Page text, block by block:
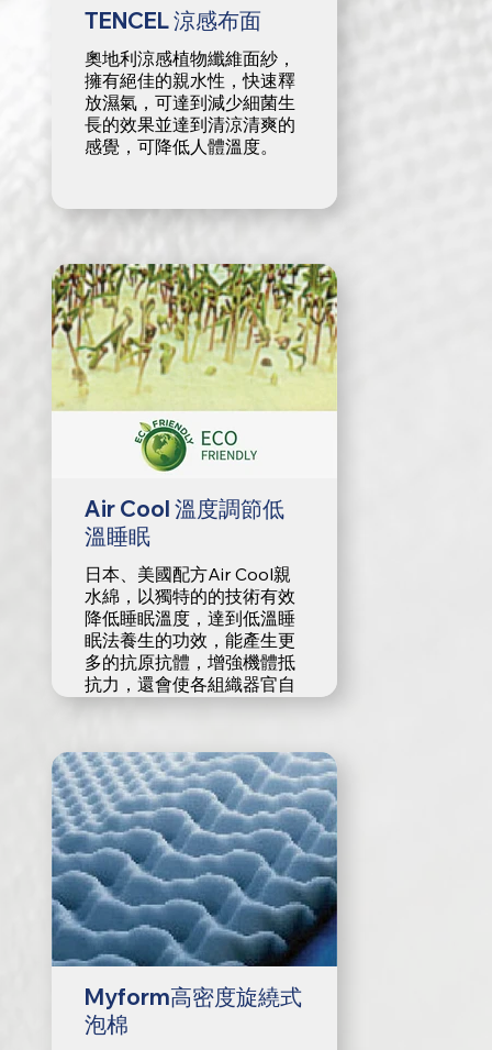
TENCEL 涼感布面
奧地利涼感植物纖維面紗，
擁有絕佳的親水性，快速釋
放濕氣，可達到減少細菌生
長的效果並達到清涼清爽的
感覺，可降低人體溫度。
Air Cool 溫度調節低
溫睡眠
日本、美國配方Air Cool親
水綿，以獨特的的技術有效
降低睡眠溫度，達到低溫睡
眠法養生的功效，能產生更
多的抗原抗體，增強機體抵
抗力，還會使各組織器官自
我修復加快。
Myform高密度旋繞式
泡棉